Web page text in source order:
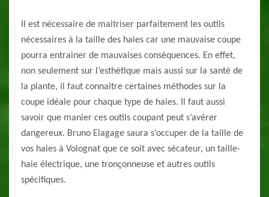
Il est nécessaire de maitriser parfaitement les outils
nécessaires à la taille des haies car une mauvaise coupe
pourra entrainer de mauvaises conséquences. En effet,
non seulement sur l’esthétique mais aussi sur la santé de
la plante, il faut connaitre certaines méthodes sur la
coupe idéale pour chaque type de haies. Il faut aussi
savoir que manier ces outils coupant peut s’avérer
dangereux. Bruno Elagage saura s’occuper de la taille de
vos haies à Volognat que ce soit avec sécateur, un taille-
haie électrique, une tronçonneuse et autres outils
spécifiques.